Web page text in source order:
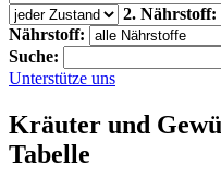
2. Nährstoff:
Nährstoff:
Suche:
Unterstütze uns
Kräuter und
Tabelle